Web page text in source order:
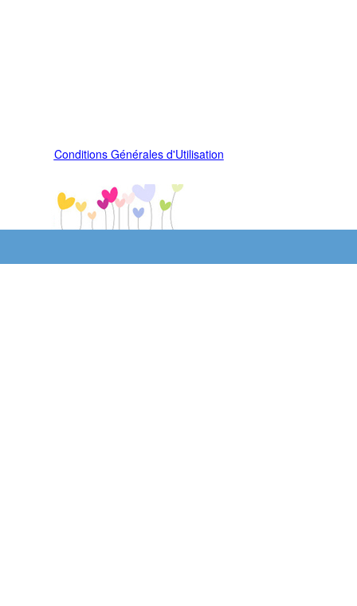
Conditions Générales d'Utilisation